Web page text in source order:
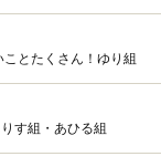
とたくさん！ゆり組
す組・あひる組